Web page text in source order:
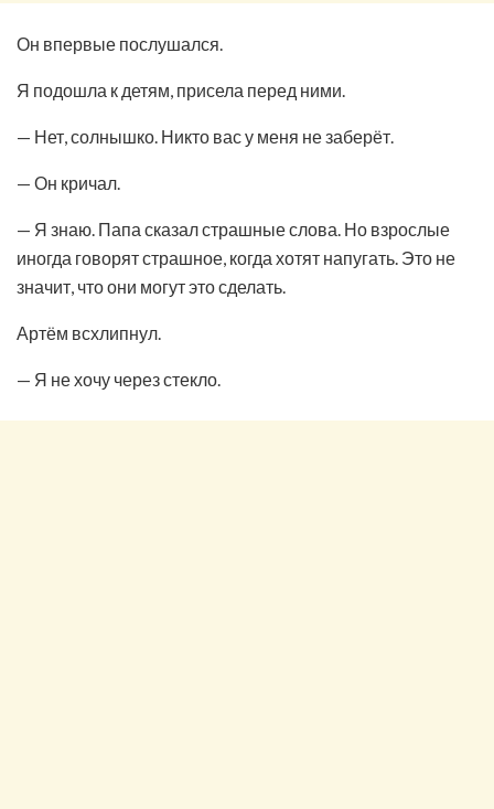
Он впервые послушался.
Я подошла к детям, присела перед ними.
— Нет, солнышко. Никто вас у меня не заберёт.
— Он кричал.
— Я знаю. Папа сказал страшные слова. Но взрослые
иногда говорят страшное, когда хотят напугать. Это не
значит, что они могут это сделать.
Артём всхлипнул.
— Я не хочу через стекло.